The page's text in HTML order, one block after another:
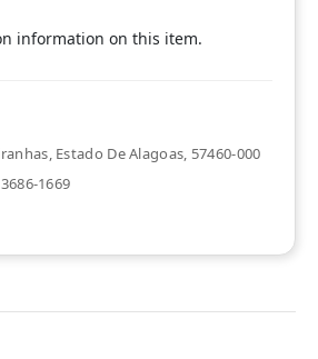
information on this item.
Estado De Alagoas, 57460-000
1669